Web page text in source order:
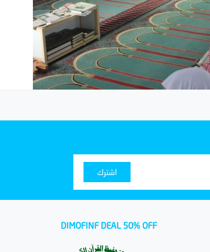
اشترك
DIMOFINF DEAL 50% OFF